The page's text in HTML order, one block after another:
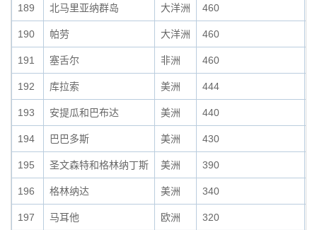
189 北马里亚纳群岛 大洋洲 460
190 帕劳 大洋洲 460
191 塞舌尔 非洲 460
192 库拉索 美洲 444
193 安提瓜和巴布达 美洲 440
194 巴巴多斯 美洲 430
195 圣文森特和格林纳丁斯 美洲 390
196 格林纳达 美洲 340
197 马耳他 欧洲 320